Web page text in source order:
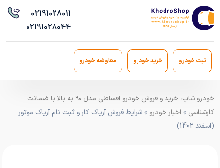
02191028011
02191028044
ثبت خودرو خرید خودرو معاوضه خودرو
خودرو شاپ، خرید و فروش خودرو اقساطی مدل ۹۰ به بالا با ضمانت
کارشناسی » اخبار خودرو » شرایط فروش آریاک کار و ثبت نام آریاک موتور
(اسفند 1402)